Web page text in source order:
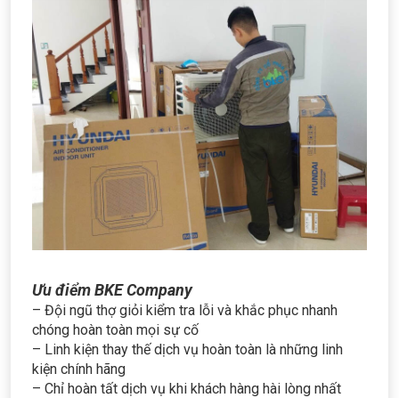
Ưu điểm BKE Company
– Đội ngũ thợ giỏi kiểm tra lỗi và khắc phục nhanh
chóng hoàn toàn mọi sự cố
– Linh kiện thay thế dịch vụ hoàn toàn là những linh
kiện chính hãng
– Chỉ hoàn tất dịch vụ khi khách hàng hài lòng nhất